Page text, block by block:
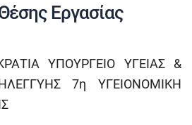
Εργασίας
ΥΠΟΥΡΓΕΙΟ ΥΓΕΙΑΣ &
7ηΥΓΕΙΟΝΟΜΙΚΗ